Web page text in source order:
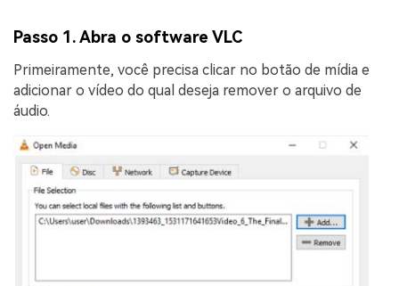
Passo 1. Abra o software VLC
Primeiramente, você precisa clicar no botão de mídia e
adicionar o vídeo do qual deseja remover o arquivo de
áudio.